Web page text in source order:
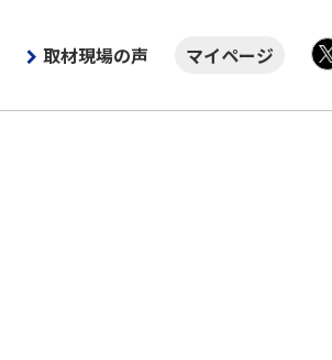
取材現場の声
マイページ